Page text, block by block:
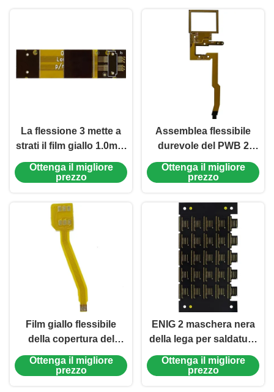
La flessione 3 mette a
strati il film giallo 1.0mm
della copertura del PWB
del rinforzo flessibile del
Ottenga il migliore
prezzo
Assemblea flessibile
durevole del PWB 2
strati del film di
Yellow+Black Couver
Ottenga il migliore
prezzo
Film giallo flessibile
della copertura del
bordo 0.8mm del PWB
del rinforzo FR4 UN
Ottenga il migliore
prezzo
ENIG 2 maschera nera
della lega per saldatura
del PWB 0.2mm del
PWB 1oz della flessione
Ottenga il migliore
prezzo